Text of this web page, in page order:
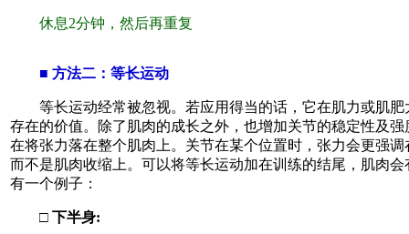
休息2分钟，然后再重复
■ 方法二：等长运动
等长运动经常被忽视。若应用得当的话，它在肌力或肌肥
存在的价值。除了肌肉的成长之外，也增加关节的稳定性及
在将张力落在整个肌肉上。关节在某个位置时，张力会更强
而不是肌肉收缩上。可以将等长运动加在训练的结尾，肌肉会
有一个例子：
□ 下半身: